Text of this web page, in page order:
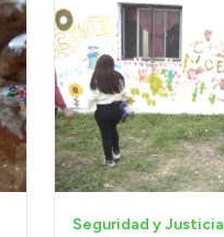
Seguridad y Justicia